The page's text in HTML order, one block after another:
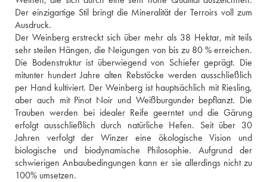
Der einzigartige Stil bringt die Mineralität der Terroirs voll zum
Ausdruck.
Der Weinberg erstreckt sich über mehr als 38 Hektar, mit teils
sehr steilen Hängen, die Neigungen von bis zu 80 % erreichen.
Die Bodenstruktur ist überwiegend von Schiefer geprägt. Die
mitunter hundert Jahre alten Rebstöcke werden ausschließlich
per Hand kultiviert. Der Weinberg ist hauptsächlich mit Riesling,
aber auch mit Pinot Noir und Weißburgunder bepflanzt. Die
Trauben werden bei idealer Reife geerntet und die Gärung
erfolgt ausschließlich durch natürliche Hefen. Seit über 30
Jahren verfolgt der Winzer eine ökologische Vision und
biologische und biodynamische Philosophie. Aufgrund der
schwierigen Anbaubedingungen kann er sie allerdings nicht zu
100% umsetzen.